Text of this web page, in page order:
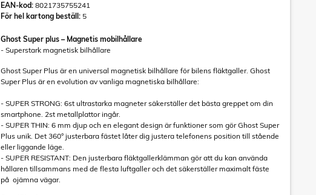
EAN-kod: 8021735755241
För hel kartong beställ: 5
Ghost Super plus – Magnetis mobilhållare
- Superstark magnetisk bilhållare
Ghost Super Plus är en universal magnetisk bilhållare för bilens fläktgaller. Ghost
Super Plus är en evolution av vanliga magnetiska bilhållare:
- SUPER STRONG: 6st ultrastarka magneter säkerställer det bästa greppet om din
smartphone. 2st metallplattor ingår.
- SUPER THIN: 6 mm djup och en elegant design är funktioner som gör Ghost Super
Plus unik. Det 360° justerbara fästet låter dig justera telefonens position till stående
eller liggande läge.
- SUPER RESISTANT: Den justerbara fläktgallerklämman gör att du kan använda
hållaren tillsammans med de flesta luftgaller och det säkerställer maximalt fäste
på ojämna vägar.